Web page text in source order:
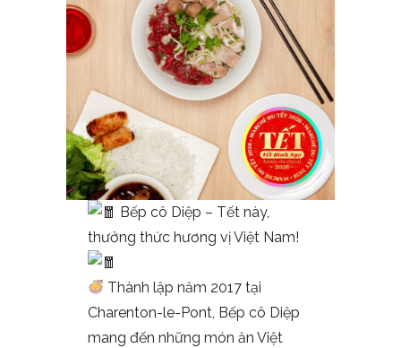
Bếp cô Diệp – Tết này,
thưởng thức hương vị Việt Nam!
Thành lập năm 2017 tại
Charenton-le-Pont, Bếp cô Diệp
mang đến những món ăn Việt